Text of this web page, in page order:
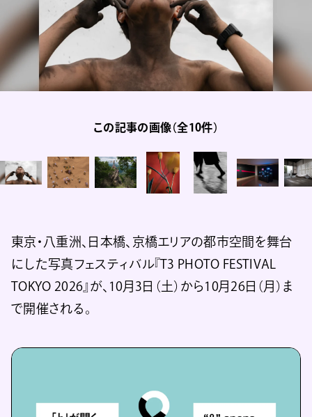
この記事の画像（全10件）
東京・八重洲、日本橋、京橋エリアの都市空間を舞台
にした写真フェスティバル『T3 PHOTO FESTIVAL
TOKYO 2026』が、10月3日（土）から10月26日（月）ま
で開催される。